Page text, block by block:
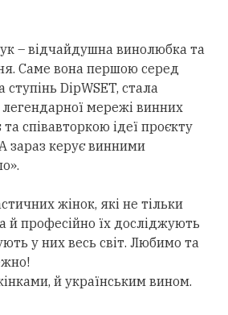
– відчайдушна винолюбка та
Саме вона першою серед
ступінь DipWSET, стала
мережі винних
та співавторкою ідеї проєкту
зараз керує винними
жінок, які не тільки
й професійно їх досліджують
у них весь світ. Любимо та
й українським вином.